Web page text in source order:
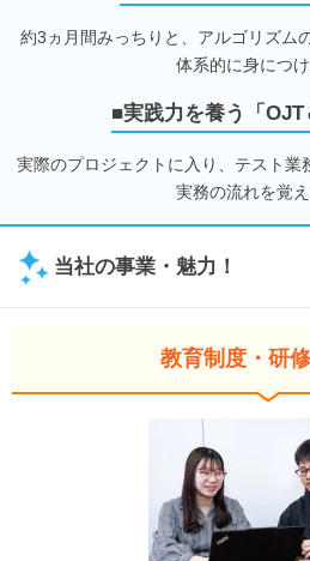
約3ヵ月間みっちりと、アルゴリズム
体系的に身につけ
■実践力を養う「OJT
実際のプロジェクトに入り、テスト業
実務の流れを覚え
当社の事業・魅力！
教育制度・研